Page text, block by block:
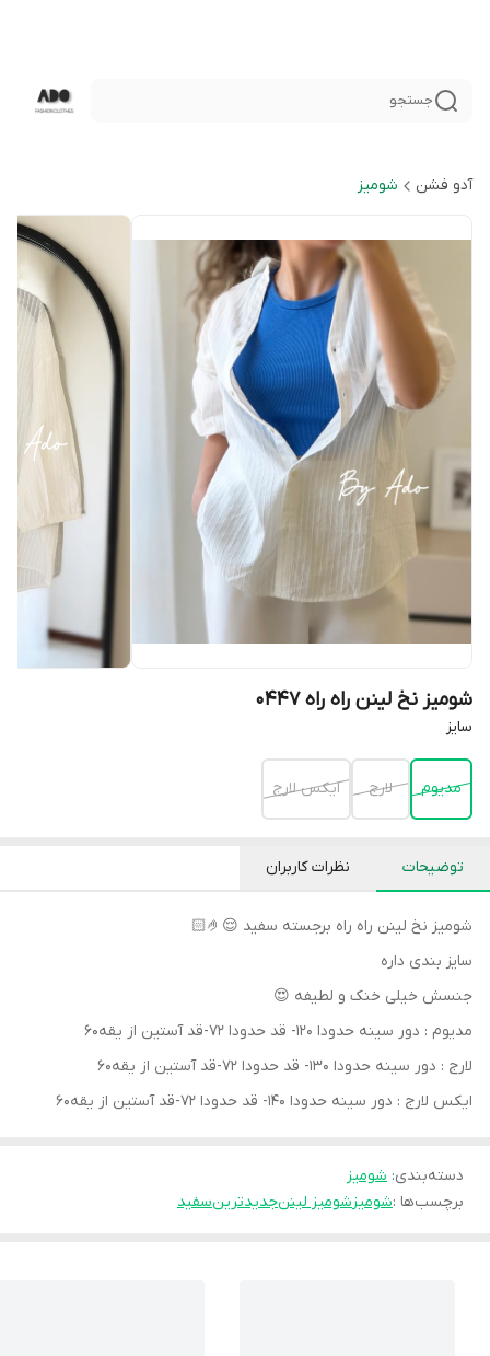
جستجو
آدو فشن شومیز
شومیز نخ لینن راه راه 0447
سایز
مدیوم لارج ایکس لارج
توضیحات نظرات کاربران
شومیز نخ لینن راه راه برجسته سفید 😌🤌🏻
سایز بندی داره
جنسش خیلی خنک و لطیفه 😍
مدیوم : دور سینه حدودا ۱۲۰- قد حدودا ۷۲-قد آستین از یقه۶۰
لارج : دور سینه حدودا ۱۳۰- قد حدودا ۷۲-قد آستین از یقه۶۰
ایکس لارج : دور سینه حدودا ۱۴۰- قد حدودا ۷۲-قد آستین از یقه۶۰
دسته‌بندی: شومیز
برچسب‌ها :شومیزشومیز لیننجديدترينسفید